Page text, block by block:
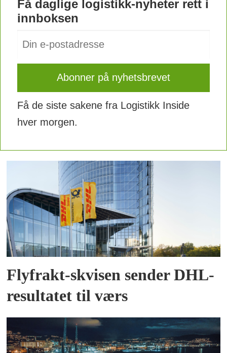
Få daglige logistikk-nyheter rett i
innboksen
Få de siste sakene fra Logistikk Inside
hver morgen.
Flyfrakt-skvisen sender DHL-
resultatet til værs